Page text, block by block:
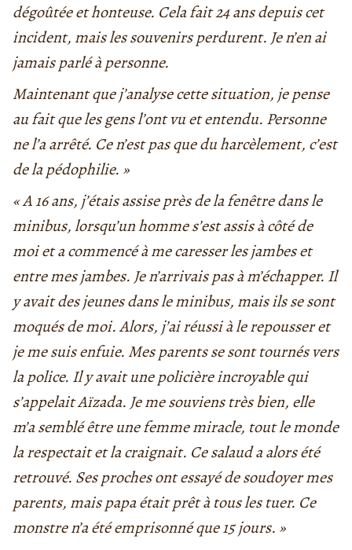
dégoûtée et honteuse. Cela fait 24 ans depuis cet
incident, mais les souvenirs perdurent. Je n’en ai
jamais parlé à personne.
Maintenant que j’analyse cette situation, je pense
au fait que les gens l’ont vu et entendu. Personne
ne l’a arrêté. Ce n’est pas que du harcèlement, c’est
de la pédophilie. »
« A 16 ans, j’étais assise près de la fenêtre dans le
minibus, lorsqu’un homme s’est assis à côté de
moi et a commencé à me caresser les jambes et
entre mes jambes. Je n’arrivais pas à m’échapper. Il
y avait des jeunes dans le minibus, mais ils se sont
moqués de moi. Alors, j’ai réussi à le repousser et
je me suis enfuie. Mes parents se sont tournés vers
la police. Il y avait une policière incroyable qui
s’appelait Aïzada. Je me souviens très bien, elle
m’a semblé être une femme miracle, tout le monde
la respectait et la craignait. Ce salaud a alors été
retrouvé. Ses proches ont essayé de soudoyer mes
parents, mais papa était prêt à tous les tuer. Ce
monstre n’a été emprisonné que 15 jours. »